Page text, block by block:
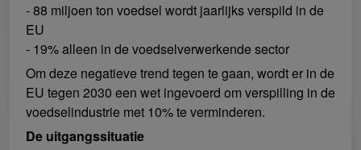
- 88 miljoen ton voedsel wordt jaarlijks verspild in de
EU
- 19% alleen in de voedselverwerkende sector
Om deze negatieve trend tegen te gaan, wordt er in de
EU tegen 2030 een wet ingevoerd om verspilling in de
voedselindustrie met 10% te verminderen.
De uitgangssituatie